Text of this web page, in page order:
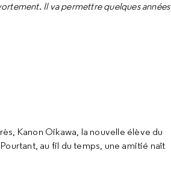
Il va permettre quelques années
Kanon Oikawa, la nouvelle élève du
au fil du temps, une amitié naît